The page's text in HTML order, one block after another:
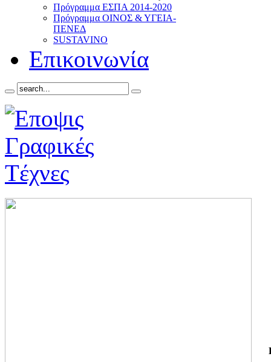
Πρόγραμμα ΕΣΠΑ 2014-2020
Πρόγραμμα ΟΙΝΟΣ & ΥΓΕΙΑ-
ΠΕΝΕΔ
SUSTAVINO
Επικοινωνία